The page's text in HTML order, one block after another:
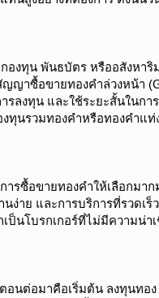
องทุน พันธบัตร หรืออสังหา
าซื้อขายทองคำล่วงหน้า
ลงทุน และใช้ระยะสั้นในกา
นรวมทองคำหรือทองคำแ
รซื้อขายทองคำให้เลือกมา
าย และการบริการที่รวดเร็
นโบรกเกอร์ที่ไม่มีความน่
นต่อมาคือเริ่มต้น ลงทุนทอ